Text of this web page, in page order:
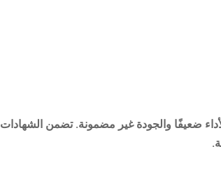
ضعيفًا والجودة غير مضمونة. تضمن الشهادات